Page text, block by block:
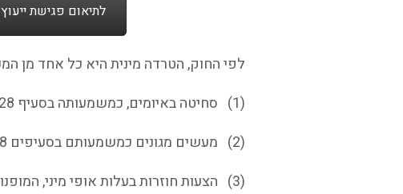
לתיאום פגישת ייעוץ
לפי החוק, הטרדה מינית היא כל אחד מן
(1) סחיטה באיומים, כמשמעותה בסעיף 428 לחוק העונשין, כאשר המעשה שהאדם נדרש לעשותו הוא בעל אופי מיני;
(2) מעשים מגונים כמשמעותם בסעיפים 348 ו-349 לחוק העונשין;
(3) הצעות חוזרות בעלות אופי מיני, המופנות לאדם אשר הראה למטריד כי אינו מעוניין בהצעות האמורות;